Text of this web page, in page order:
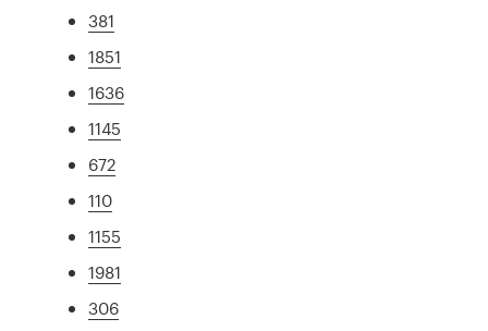
381
1851
1636
1145
672
110
1155
1981
306